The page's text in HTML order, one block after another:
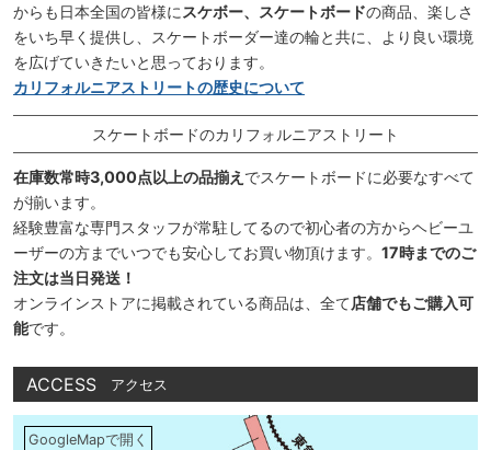
からも日本全国の皆様に スケボー、スケートボードの商品、楽しさ
をいち早く提供し、スケートボーダー達の輪と共に、より良い環境
を広げていきたいと思っております。
カリフォルニアストリートの歴史について
スケートボードのカリフォルニアストリート
在庫数常時3,000点以上の品揃え でスケートボードに必要なすべて
が揃います。
経験豊富な専門スタッフが常駐してるので初心者の方からヘビーユ
ーザーの方までいつでも安心してお買い物頂けます。 17時までのご
注文は当日発送！
オンラインストアに掲載されている商品は、全て店舗でもご購入可
能です。
ACCESS アクセス
GoogleMapで開く